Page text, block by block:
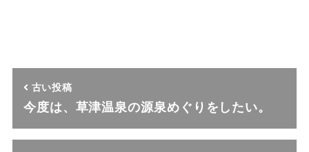
古い投稿
今度は、草津温泉の源泉めぐりをしたい。